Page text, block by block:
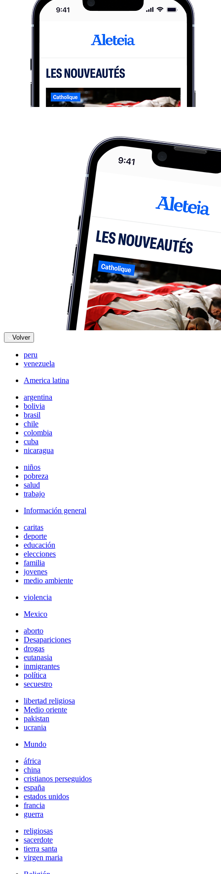
Volver
peru
venezuela
America latina
argentina
bolivia
brasil
chile
colombia
cuba
nicaragua
niños
pobreza
salud
trabajo
Información general
caritas
deporte
educación
elecciones
familia
jovenes
medio ambiente
violencia
Mexico
aborto
Desapariciones
drogas
eutanasia
inmigrantes
política
secuestro
libertad religiosa
Medio oriente
pakistan
ucrania
Mundo
áfrica
china
cristianos perseguidos
españa
estados unidos
francia
guerra
religiosas
sacerdote
tierra santa
virgen maria